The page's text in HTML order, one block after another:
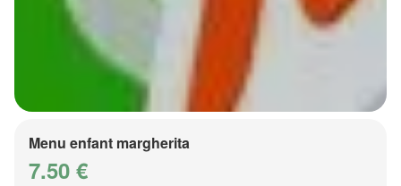
Menu enfant margherita
7.50 €